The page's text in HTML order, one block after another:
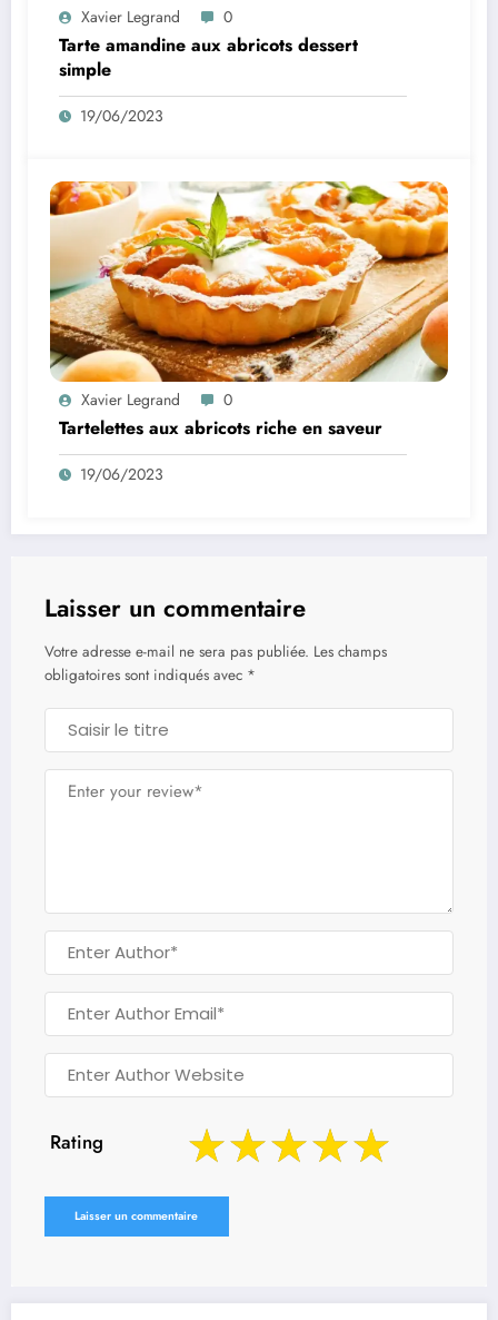
Xavier Legrand 0
Tarte amandine aux abricots dessert
simple
19/06/2023
Xavier Legrand 0
Tartelettes aux abricots riche en saveur
19/06/2023
Laisser un commentaire
Votre adresse e-mail ne sera pas publiée. Les champs
obligatoires sont indiqués avec *
Rating